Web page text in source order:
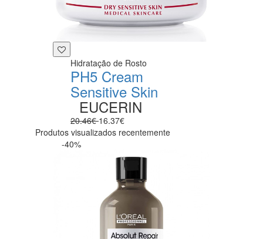
Hidratação de Rosto
PH5 Cream
Sensitive Skin
EUCERIN
20.46€16.37€
Produtos visualizados recentemente
-40%